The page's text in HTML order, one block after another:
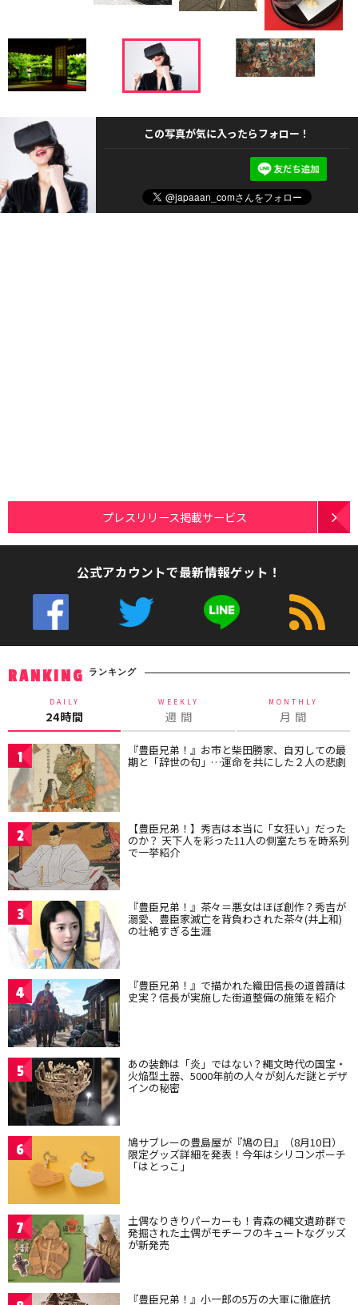
この写真が気に入ったらフォロー！
プレスリリース掲載サービス
公式アカウントで最新情報ゲット！
RANKING ランキング
DAILY
24時間
WEEKLY
週 間
MONTHLY
月 間
1 『豊臣兄弟！』お市と柴田勝家、自刃しての最
期と「辞世の句」…運命を共にした２人の悲劇
2 【豊臣兄弟！】秀吉は本当に「女狂い」だった
のか？ 天下人を彩った11人の側室たちを時系列
で一挙紹介
3 『豊臣兄弟！』茶々＝悪女はほぼ創作？秀吉が
溺愛、豊臣家滅亡を背負わされた茶々(井上和)
の壮絶すぎる生涯
4 『豊臣兄弟！』で描かれた織田信長の道普請は
史実？信長が実施した街道整備の施策を紹介
5 あの装飾は「炎」ではない？縄文時代の国宝・
火焔型土器、5000年前の人々が刻んだ謎とデザ
インの秘密
6 鳩サブレーの豊島屋が『鳩の日』（8月10日）
限定グッズ詳細を発表！今年はシリコンポーチ
「はとっこ」
7 土偶なりきりパーカーも！青森の縄文遺跡群で
発掘された土偶がモチーフのキュートなグッズ
が新発売
『豊臣兄弟！』小一郎の5万の大軍に徹底抗